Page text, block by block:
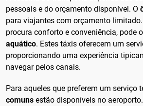
pessoais e do orçamento disponível. O
para viajantes com orçamento
procura conforto e conveniência, pode
aquático. Estes táxis oferecem um
proporcionando uma experiência
navegar pelos canais.
Para aqueles que preferem um serviço
comuns estão disponíveis no